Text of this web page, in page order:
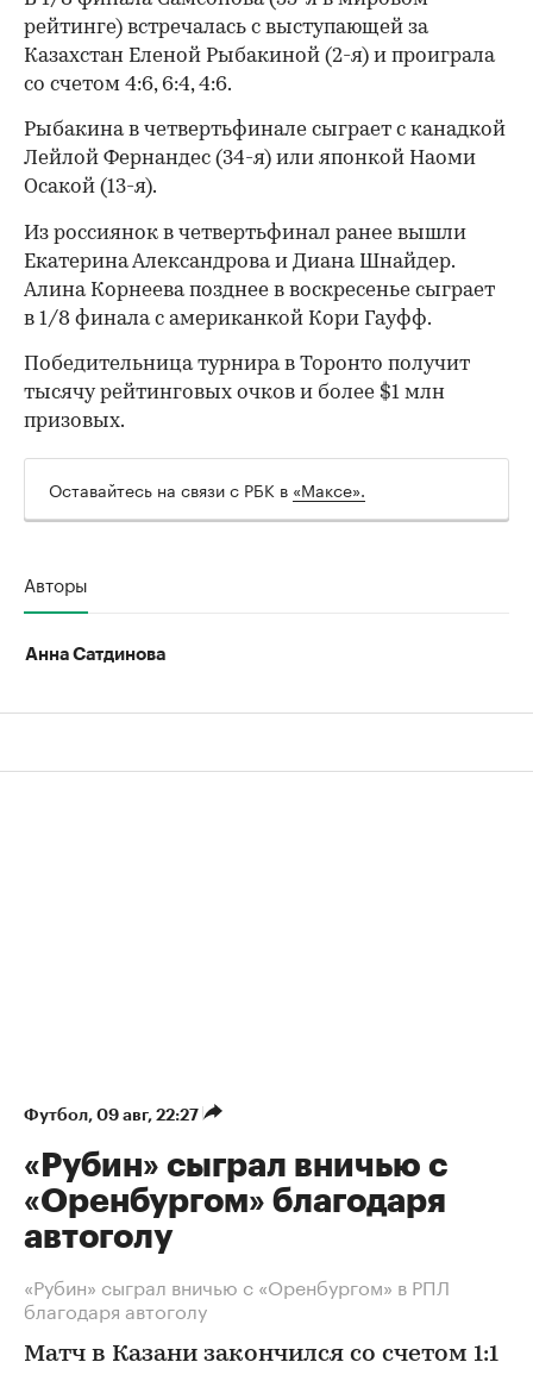
рейтинге) встречалась с выступающей за
Казахстан Еленой Рыбакиной (2-я) и проиграла
со счетом 4:6, 6:4, 4:6.
Рыбакина в четвертьфинале сыграет с канадкой
Лейлой Фернандес (34-я) или японкой Наоми
Осакой (13-я).
00:00 / 00:00
Из россиянок в четвертьфинал ранее вышли
Екатерина Александрова и Диана Шнайдер.
Алина Корнеева позднее в воскресенье сыграет
в 1/8 финала с американкой Кори Гауфф.
Победительница турнира в Торонто получит
тысячу рейтинговых очков и более $1 млн
призовых.
Оставайтесь на связи с РБК в «Максе».
Авторы
Анна Сатдинова
Футбол⁠, 09 авг, 22:27
«Рубин» сыграл вничью с
«Оренбургом» благодаря
автоголу
«Рубин» сыграл вничью с «Оренбургом» в РПЛ
благодаря автоголу
Матч в Казани закончился со счетом 1:1